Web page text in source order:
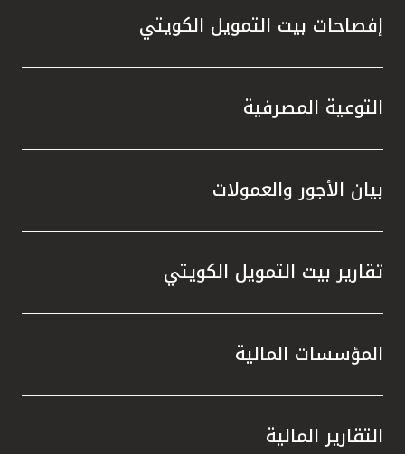
إفصاحات بيت التمويل الكويتي
التوعية المصرفية
بيان الأجور والعمولات
تقارير بيت التمويل الكويتي
المؤسسات المالية
التقارير المالية